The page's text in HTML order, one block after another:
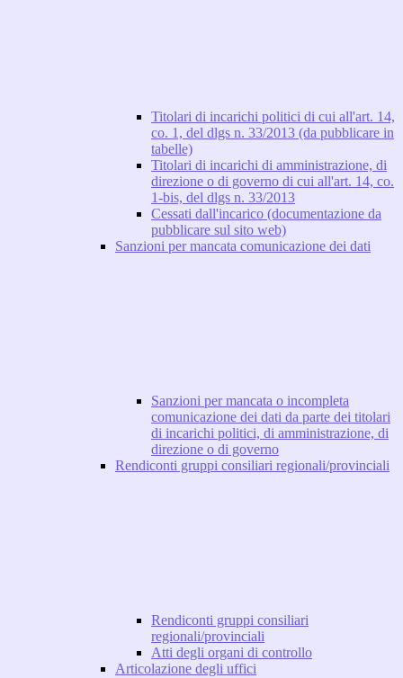
Titolari di incarichi politici di cui all'art. 14,
co. 1, del dlgs n. 33/2013 (da pubblicare in
tabelle)
Titolari di incarichi di amministrazione, di
direzione o di governo di cui all'art. 14, co.
1-bis, del dlgs n. 33/2013
Cessati dall'incarico (documentazione da
pubblicare sul sito web)
Sanzioni per mancata comunicazione dei dati
Sanzioni per mancata o incompleta
comunicazione dei dati da parte dei titolari
di incarichi politici, di amministrazione, di
direzione o di governo
Rendiconti gruppi consiliari regionali/provinciali
Rendiconti gruppi consiliari
regionali/provinciali
Atti degli organi di controllo
Articolazione degli uffici